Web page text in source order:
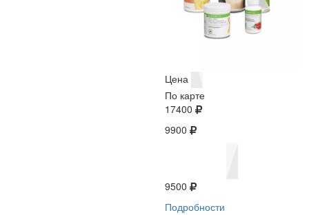
Цена
По карте
17400
9900
9500
Подробности